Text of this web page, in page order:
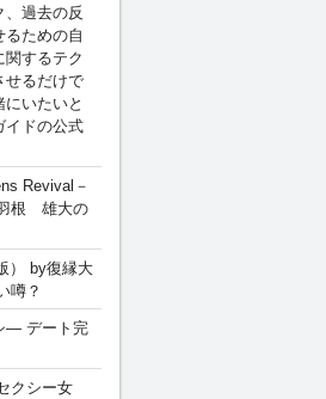
過去の反
ための自
するテク
せるだけで
いたいと
イドの公式
Revival－
根 雄大の
） by復縁大
噂？
― デート完
クシー女